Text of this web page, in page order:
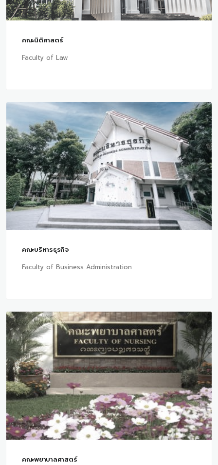
คณะนิติศาสตร์
Faculty of Law
คณะบริหารธุรกิจ
Faculty of Business Administration
คณะพยาบาลศาสตร์